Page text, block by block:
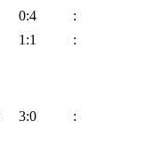
0:4
:
1:1 :
3:0 :